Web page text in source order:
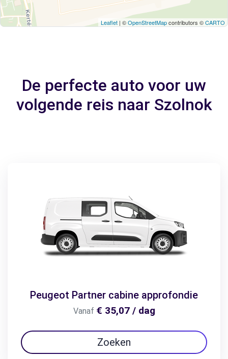
Leaflet | ©OpenStreetMapcontributors ©CARTO
De perfecte auto voor uw
volgende reis naar Szolnok
Peugeot Partner cabine approfondie
Vanaf € 35,07 / dag
Zoeken